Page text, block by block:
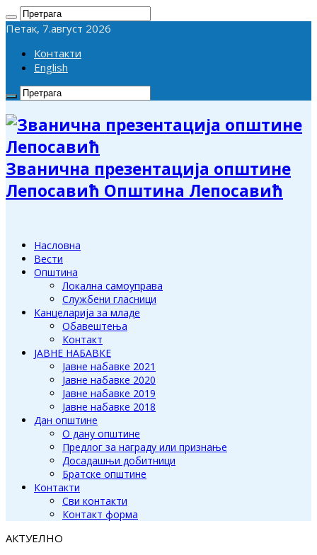
Петак, 7.август 2026
Контакти
English
Званична презентација општине
Лепосавић Општина Лепосавић
Насловна
Вести
Општина
Локална самоуправа
Службени гласници
Канцеларија за младе
Обавештења
Контакт
ЈАВНЕ НАБАВКЕ
Јавне набавке 2021
Јавне набавке 2020
Јавне набавке 2019
Јавне набавке 2018
Дан општине
О дану општине
Предлог за награду или признање
Досадашњи добитници
Братске општине
Контакти
Сви контакти
Контакт форма
АКТУЕЛНО